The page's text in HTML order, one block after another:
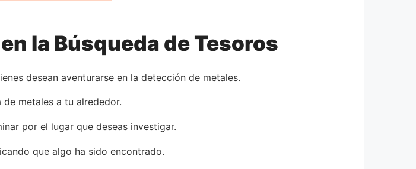
la Búsqueda de Tesoros
desean aventurarse en la detección de metales.
metales a tu alrededor.
por el lugar que deseas investigar.
que algo ha sido encontrado.